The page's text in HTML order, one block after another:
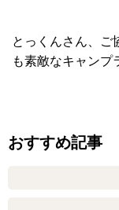
とっくんさん、ご
も素敵なキャンプ
おすすめ記事